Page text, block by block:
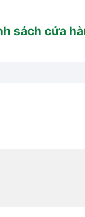
sách cửa